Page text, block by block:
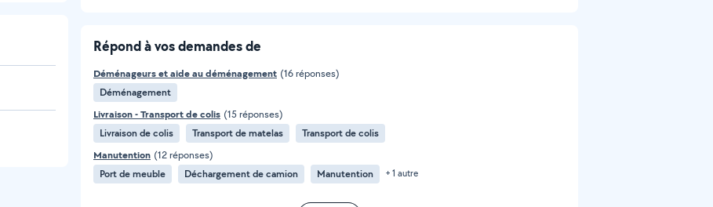
Répond à vos demandes de
Déménageurs et aide au déménagement (16 réponses)
Déménagement
Livraison - Transport de colis (15 réponses)
Livraison de colis
Transport de matelas
Transport de colis
Manutention (12 réponses)
Port de meuble
Déchargement de camion Manutention + 1 autre